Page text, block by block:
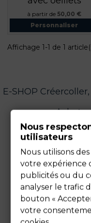
à partir de Prix
50,00 €
Personnaliser
Affichage 1-1 de 1
E-SHOP Créercoller,
Nous
utilisateurs
Nous utilisons
votre expérience
publicités ou du
analyser le trafic
bouton «
votre